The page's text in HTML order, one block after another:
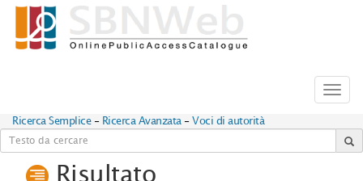
Ricerca Semplice - Ricerca Avanzata - Voci di autorità
Risultato